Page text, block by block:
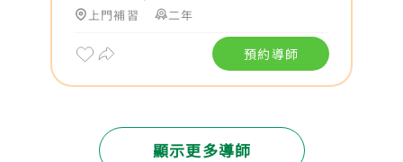
上門補習
二年
預約導師
顯示更多導師